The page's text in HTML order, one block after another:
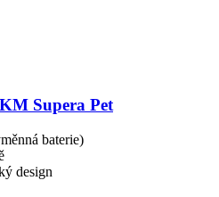
KM Supera Pet
baterie)
design